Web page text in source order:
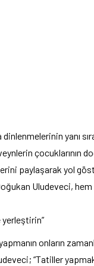
dinlenmelerinin yanı
çocuklarının
paylaşarak yol
Uludeveci,
yerleştirin”
onların
“Tatiller